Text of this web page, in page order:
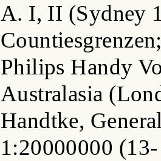
A. I, II (Sydney
Philips Handy
Australasia
Handtke,
1:20000000